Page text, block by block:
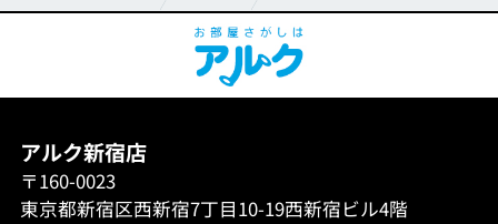
アルク新宿店
〒160-0023
東京都新宿区西新宿7丁目10-19西新宿ビル4階